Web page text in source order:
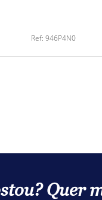
Ref: 946P4N0
Quer